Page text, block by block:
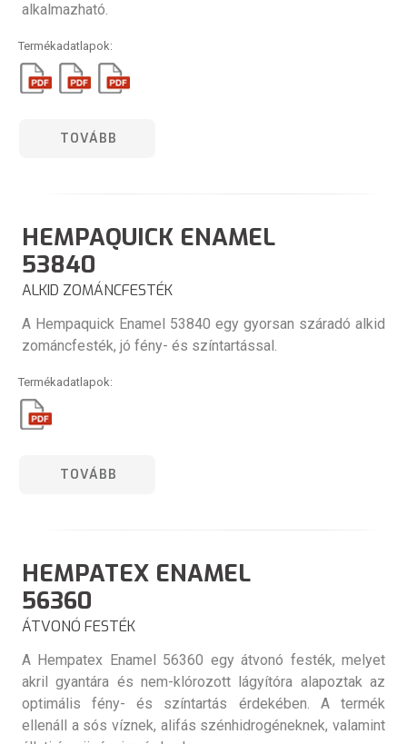
alkalmazható.
Termékadatlapok:
TOVÁBB
HEMPAQUICK ENAMEL
53840
ALKID ZOMÁNCFESTÉK
A Hempaquick Enamel 53840 egy gyorsan száradó alkid
zománcfesték, jó fény- és színtartással.
Termékadatlapok:
TOVÁBB
HEMPATEX ENAMEL
56360
ÁTVONÓ FESTÉK
A Hempatex Enamel 56360 egy átvonó festék, melyet
akril gyantára és nem-klórozott lágyítóra alapoztak az
optimális fény- és színtartás érdekében. A termék
ellenáll a sós víznek, alifás szénhidrogéneknek, valamint